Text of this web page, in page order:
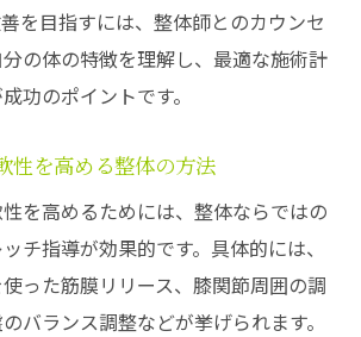
を目指すには、整体師とのカウンセ
の体の特徴を理解し、最適な施術計
功のポイントです。
性を高める整体の方法
を高めるためには、整体ならではの
チ指導が効果的です。具体的には、
った筋膜リリース、膝関節周囲の調
バランス調整などが挙げられます。